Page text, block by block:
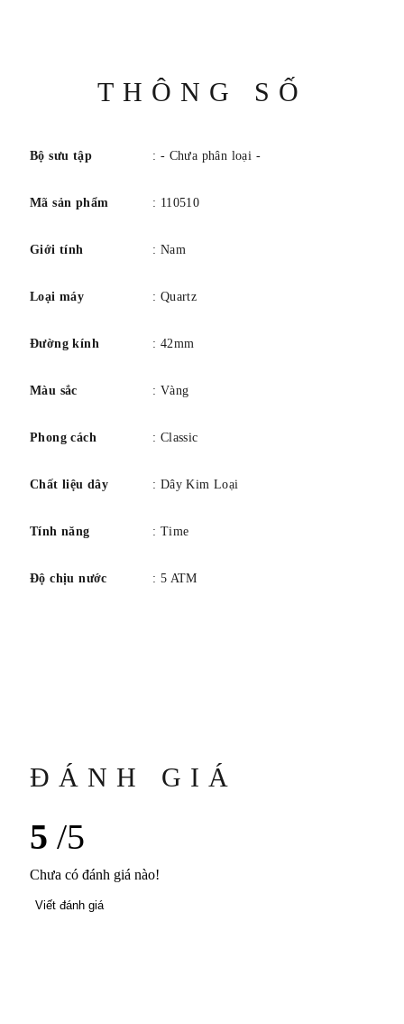
Chống nước đến 5 ATM.
THÔNG SỐ
Bộ sưu tập : - Chưa phân loại -
Mã sản phẩm : 110510
Giới tính : Nam
Loại máy : Quartz
Đường kính : 42mm
Màu sắc : Vàng
Phong cách : Classic
Chất liệu dây : Dây Kim Loại
Tính năng : Time
Độ chịu nước : 5 ATM
ĐÁNH GIÁ
5 /5
Chưa có đánh giá nào!
Viết đánh giá